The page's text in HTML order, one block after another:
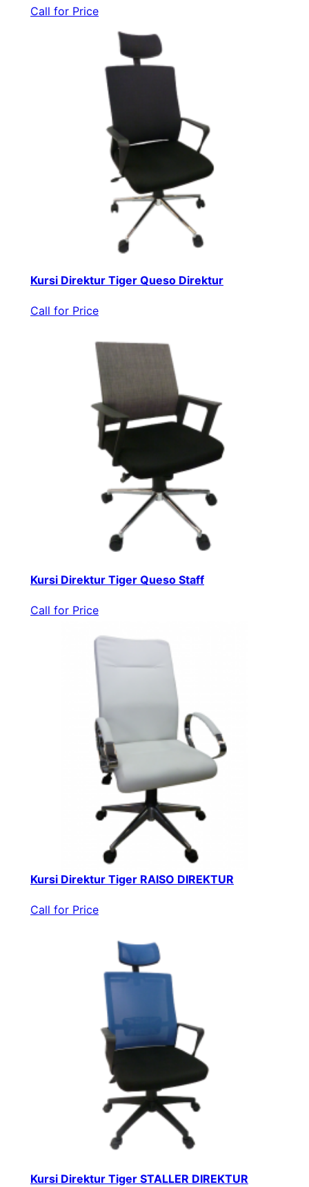
Call for Price
Kursi Direktur Tiger Queso Direktur
Call for Price
Kursi Direktur Tiger Queso Staff
Call for Price
Kursi Direktur Tiger RAISO DIREKTUR
Call for Price
Kursi Direktur Tiger STALLER DIREKTUR